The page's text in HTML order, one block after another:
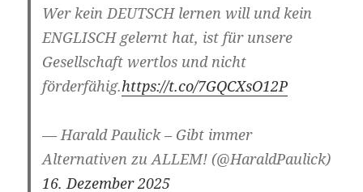
Wer kein DEUTSCH lernen will und kein
ENGLISCH gelernt hat, ist für unsere
Gesellschaft wertlos und nicht
förderfähig.https://t.co/7GQCXsO12P
— Harald Paulick – Gibt immer
Alternativen zu ALLEM! (@HaraldPaulick)
16. Dezember 2025